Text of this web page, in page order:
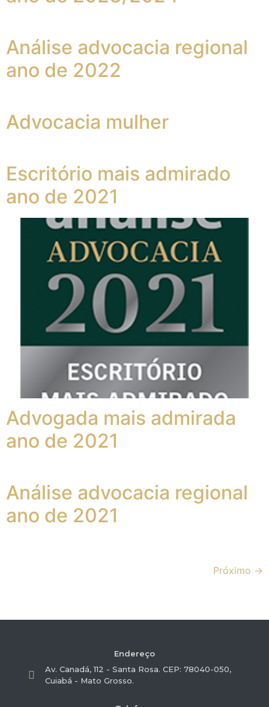
Análise advocacia regional
ano de 2022
Advocacia mulher
Escritório mais admirado
ano de 2021
Advogada mais admirada
ano de 2021
Análise advocacia regional
ano de 2021
Próximo →
Endereço
Av. Canadá, 112 - Santa Rosa. CEP: 78040-050,
Cuiabá - Mato Grosso.